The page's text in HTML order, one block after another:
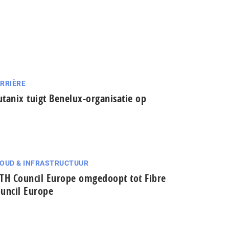
tuigt Benelux-organisatie op
& INFRASTRUCTUUR
Council Europe omgedoopt tot Fibre
Europe